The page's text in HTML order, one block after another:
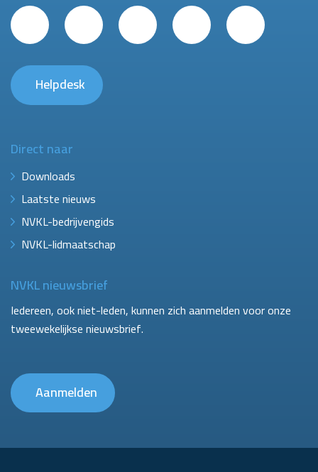
Helpdesk
Direct naar
Downloads
Laatste nieuws
NVKL-bedrijvengids
NVKL-lidmaatschap
NVKL nieuwsbrief
Iedereen, ook niet-leden, kunnen zich aanmelden voor onze
tweewekelijkse nieuwsbrief.
Aanmelden